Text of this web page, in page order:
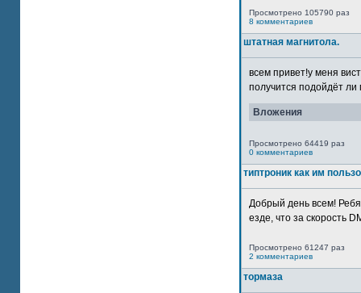
Просмотрено 105790 раз
8 комментариев
штатная магнитола.
всем привет!у меня
получится подойдёт ли
Вложения
Просмотрено 64419 раз
0 комментариев
типтроник как им
Добрый день всем!
езде, что за скорость
Просмотрено 61247 раз
2 комментариев
тормаза